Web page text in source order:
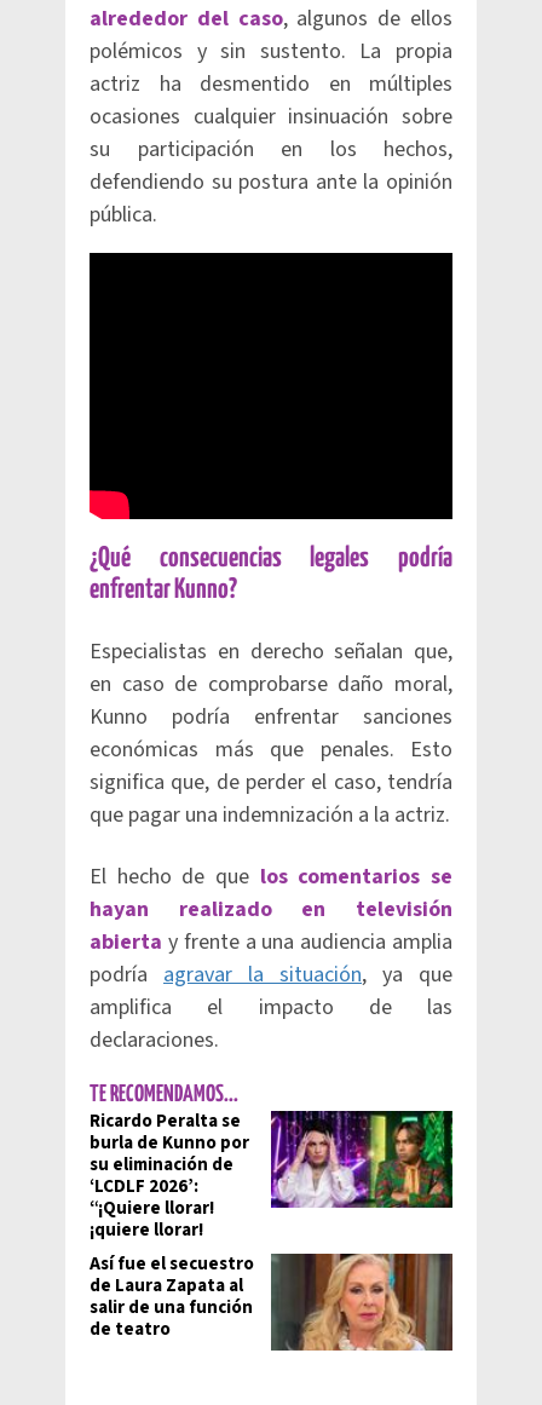
alrededor del caso, algunos de ellos
polémicos y sin sustento. La propia
actriz ha desmentido en múltiples
ocasiones cualquier insinuación sobre
su participación en los hechos,
defendiendo su postura ante la opinión
pública.
¿Qué consecuencias legales podría
enfrentar Kunno?
Especialistas en derecho señalan que,
en caso de comprobarse daño moral,
Kunno podría enfrentar sanciones
económicas más que penales. Esto
significa que, de perder el caso, tendría
que pagar una indemnización a la actriz.
El hecho de que los comentarios se
hayan realizado en televisión
abierta y frente a una audiencia amplia
podría agravar la situación, ya que
amplifica el impacto de las
declaraciones.
TE RECOMENDAMOS...
Ricardo Peralta se
burla de Kunno por
su eliminación de
‘LCDLF 2026’:
“¡Quiere llorar!
¡quiere llorar!
Así fue el secuestro
de Laura Zapata al
salir de una función
de teatro